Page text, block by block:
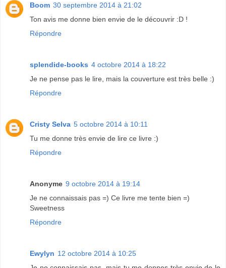
Boom 30 septembre 2014 à 21:02
Ton avis me donne bien envie de le découvrir :D !
Répondre
splendide-books 4 octobre 2014 à 18:22
Je ne pense pas le lire, mais la couverture est très belle :)
Répondre
Cristy Selva 5 octobre 2014 à 10:11
Tu me donne très envie de lire ce livre :)
Répondre
Anonyme 9 octobre 2014 à 19:14
Je ne connaissais pas =) Ce livre me tente bien =)
Sweetness
Répondre
Ewylyn 12 octobre 2014 à 10:25